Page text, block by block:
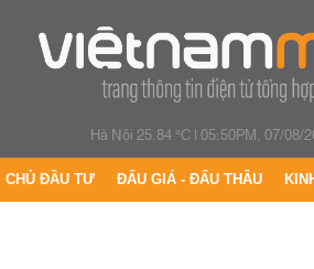
Hà Nội 25.84 °C|05:50PM, 07/08/
CHỦ ĐẦU TƯ ĐẤU GIÁ - ĐẤU THẦU